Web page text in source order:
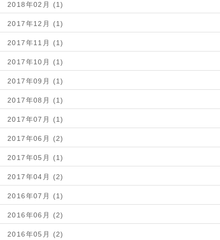
2018年02月 (1)
2017年12月 (1)
2017年11月 (1)
2017年10月 (1)
2017年09月 (1)
2017年08月 (1)
2017年07月 (1)
2017年06月 (2)
2017年05月 (1)
2017年04月 (2)
2016年07月 (1)
2016年06月 (2)
2016年05月 (2)